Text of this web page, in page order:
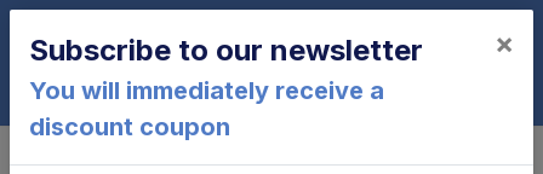
0
Subscribe to our newsletter
You will immediately receive a
discount coupon
×